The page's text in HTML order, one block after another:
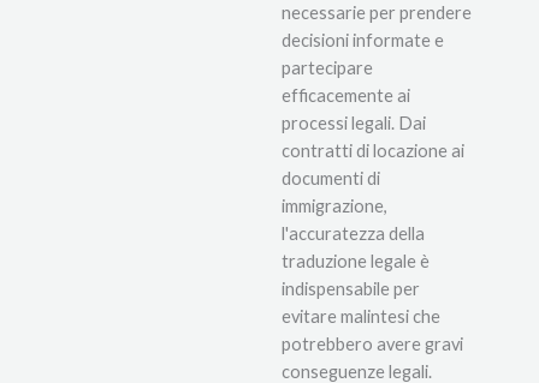
necessarie per prendere
decisioni informate e
partecipare
efficacemente ai
processi legali. Dai
contratti di locazione ai
documenti di
immigrazione,
l'accuratezza della
traduzione legale è
indispensabile per
evitare malintesi che
potrebbero avere gravi
conseguenze legali.